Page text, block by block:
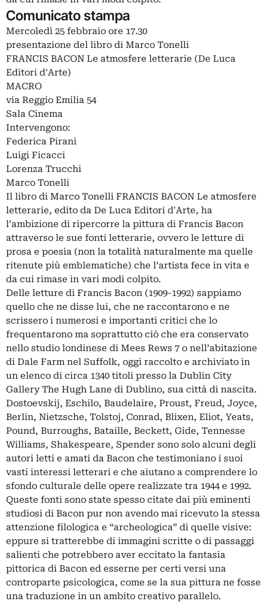
Comunicato stampa
Mercoledì 25 febbraio ore 17.30
presentazione del libro di Marco Tonelli
FRANCIS BACON Le atmosfere letterarie (De Luca
Editori d'Arte)
MACRO
via Reggio Emilia 54
Sala Cinema
Intervengono:
Federica Pirani
Luigi Ficacci
Lorenza Trucchi
Marco Tonelli
Il libro di Marco Tonelli FRANCIS BACON Le atmosfere
letterarie, edito da De Luca Editori d'Arte, ha
l’ambizione di ripercorre la pittura di Francis Bacon
attraverso le sue fonti letterarie, ovvero le letture di
prosa e poesia (non la totalità naturalmente ma quelle
ritenute più emblematiche) che l’artista fece in vita e
da cui rimase in vari modi colpito.
Delle letture di Francis Bacon (1909-1992) sappiamo
quello che ne disse lui, che ne raccontarono e ne
scrissero i numerosi e importanti critici che lo
frequentarono ma soprattutto ciò che era conservato
nello studio londinese di Mees Rews 7 o nell’abitazione
di Dale Farm nel Suffolk, oggi raccolto e archiviato in
un elenco di circa 1340 titoli presso la Dublin City
Gallery The Hugh Lane di Dublino, sua città di nascita.
Dostoevskij, Eschilo, Baudelaire, Proust, Freud, Joyce,
Berlin, Nietzsche, Tolstoj, Conrad, Blixen, Eliot, Yeats,
Pound, Burroughs, Bataille, Beckett, Gide, Tennesse
Williams, Shakespeare, Spender sono solo alcuni degli
autori letti e amati da Bacon che testimoniano i suoi
vasti interessi letterari e che aiutano a comprendere lo
sfondo culturale delle opere realizzate tra 1944 e 1992.
Queste fonti sono state spesso citate dai più eminenti
studiosi di Bacon pur non avendo mai ricevuto la stessa
attenzione filologica e “archeologica” di quelle visive:
eppure si tratterebbe di immagini scritte o di passaggi
salienti che potrebbero aver eccitato la fantasia
pittorica di Bacon ed esserne per certi versi una
controparte psicologica, come se la sua pittura ne fosse
una traduzione in un ambito creativo parallelo.